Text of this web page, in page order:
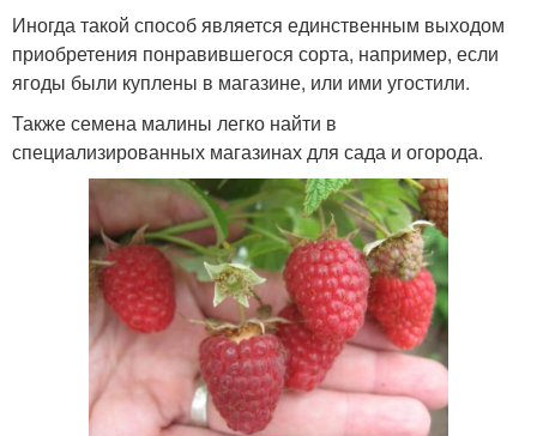
Иногда такой способ является единственным выходом
приобретения понравившегося сорта, например, если
ягоды были куплены в магазине, или ими угостили.
Также семена малины легко найти в
специализированных магазинах для сада и огорода.